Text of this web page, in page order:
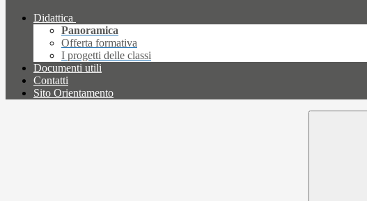
Didattica
Panoramica
Offerta formativa
I progetti delle classi
Documenti utili
Contatti
Sito Orientamento